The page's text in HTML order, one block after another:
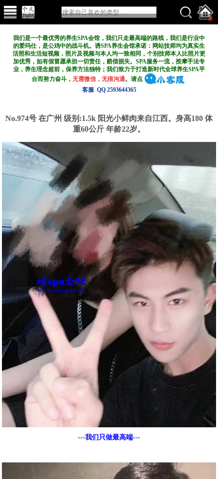
我们是一个最优秀的养生SPA会馆，我们只走最高端的路线，我们是行业中
的爱玛仕，是公鸡中的战斗机。诱SPA养生会馆承诺：网站技师均为真实生
活照和生活短视频，照片及视频与本人均一致相同，个别技师本人比照片更
加优秀，如有假冒愿承担一切责任，赔偿损失。SPA服务一流，按摩手法专
业，养生理念超前，保养方法独特；我们致力于打造新时代全球养生SPA平
台而努力奋斗，无需微信，无痕沟通。请点
客服 QQ 2593644365
No.974号 在广州 级别:1.5k 阳光小鲜肉来自江西。身高180 体
重60公斤 年龄22岁。
---我们只做最高端---